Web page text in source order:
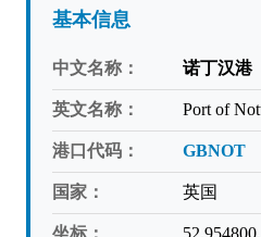
基本信息
中文名称： 诺丁汉港
英文名称： Port of
港口代码： GBNOT
国家： 英国
坐标：